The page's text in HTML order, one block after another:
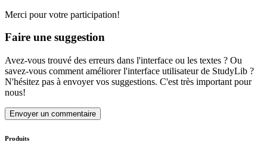
Merci pour votre participation!
Faire une suggestion
Avez-vous trouvé des erreurs dans l'interface ou les textes ? Ou
savez-vous comment améliorer l'interface utilisateur de StudyLib ?
N'hésitez pas à envoyer vos suggestions. C'est très important pour
nous!
Envoyer un commentaire
Produits